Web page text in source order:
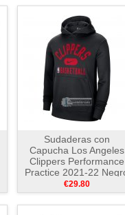
Sudaderas con
Capucha Los Angeles
Clippers Performance
Practice 2021-22
€29.80